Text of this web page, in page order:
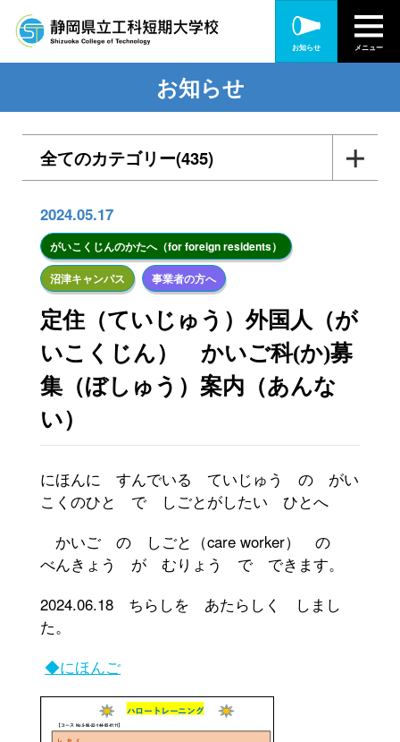
お知らせ メニュー
お知らせ
全てのカテゴリー(435)
各種訓練・研修(165)
在職者訓練(90)
離職・転職者訓練(51)
障がい者訓練(20)
がいこくじんのかたへ（for foreign residents）(30)
沼津キャンパス(156)
受験生の方へ(67)
キャンパスニュース(29)
社会人の方へ(209)
事業者の方へ(308)
2024.05.17
がいこくじんのかたへ（for foreign residents）
沼津キャンパス
事業者の方へ
定住（ていじゅう）外国人（が
いこくじん） かいご科(か)募
集（ぼしゅう）案内（あんな
い）
にほんに すんでいる ていじゅう の がい
こくのひと で しごとがしたい ひとへ
かいご の しごと（care worker） の
べんきょう が むりょう で できます。
2024.06.18 ちらしを あたらしく しまし
た。
◆にほんご